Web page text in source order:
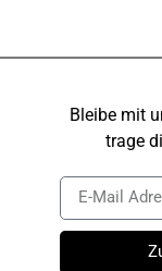
Bleibe mit
trage